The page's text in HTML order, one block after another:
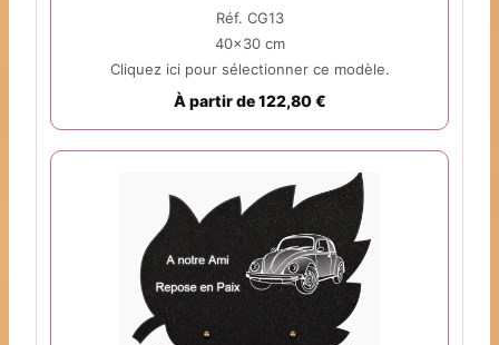
Réf. CG13
40x30 cm
Cliquez ici pour sélectionner ce modèle.
À partir de 122,80 €